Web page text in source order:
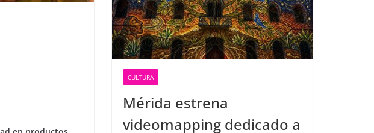
CULTURA
Mérida estrena
videomapping dedicado a